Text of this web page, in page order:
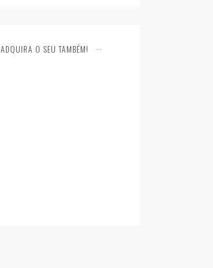
ADQUIRA O SEU TAMBÉM!